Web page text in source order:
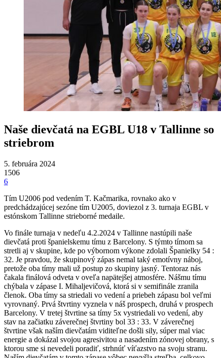
Naše dievčatá na EGBL U18 v Tallinne so
striebrom
5. februára 2024
1506
6
Tím U2006 pod vedením T. Kačmarika, rovnako ako v
predchádzajúcej sezóne tím U2005, doviezol z 3. turnaja EGBL v
estónskom Tallinne strieborné medaile.
Vo finále turnaja v nedeľu 4.2.2024 v Tallinne nastúpili naše
dievčatá proti španielskemu tímu z Barcelony. S týmto tímom sa
stretli aj v skupine, kde po výbornom výkone zdolali Španielky 54 :
32. Je pravdou, že skupinový zápas nemal taký emotívny náboj,
pretože oba tímy mali už postup zo skupiny jasný. Tentoraz nás
čakala finálová odveta v oveľa napätejšej atmosfére. Nášmu tímu
chýbala v zápase I. Mihaljevičová, ktorá si v semifinále zranila
členok. Oba tímy sa striedali vo vedení a priebeh zápasu bol veľmi
vyrovnaný. Prvá štvrtiny vyznela v náš prospech, druhá v prospech
Barcelony. V tretej štvrtine sa tímy 5x vystriedali vo vedení, aby
stav na začiatku záverečnej štvrtiny bol 33 : 33. V záverečnej
štvrtine však naším dievčatám viditeľne došli sily, súper mal viac
energie a dokázal svojou agresivitou a nasadením zónovej obrany, s
ktorou sme si nevedeli poradiť, strhnúť víťazstvo na svoju stranu.